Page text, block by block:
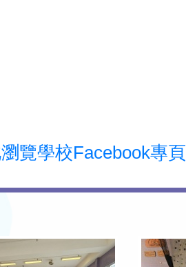
覽學校Facebook專頁